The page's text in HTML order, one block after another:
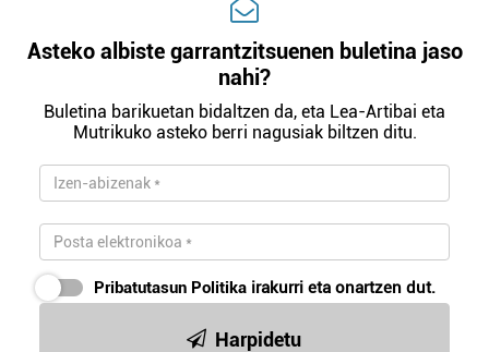
Asteko albiste garrantzitsuenen buletina jaso
nahi?
Buletina barikuetan bidaltzen da, eta Lea-Artibai eta
Mutrikuko asteko berri nagusiak biltzen ditu.
Pribatutasun Politika irakurri eta onartzen dut.
Harpidetu